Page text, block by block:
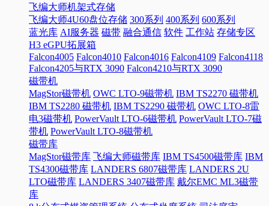
飞编大师机架式存储
飞编大师4U60盘位存储 300系列 400系列 600系列
蓝光库 AI服务器 磁带 融合通信 软件 工作站 存储专区
H3 eGPU拓展箱
Falcon4005 Falcon4010 Falcon4016 Falcon4109 Falcon4118
Falcon4205与RTX 3090 Falcon4210与RTX 3090
磁带机
MagStor磁带机 OWC LTO-9磁带机 IBM TS2270 磁带机
IBM TS2280 磁带机 IBM TS2290 磁带机 OWC LTO-8雷
电3磁带机 PowerVault LTO-6磁带机 PowerVault LTO-7磁
带机 PowerVault LTO-8磁带机
磁带库
MagStor磁带库 飞编大师磁带库 IBM TS4500磁带库 IBM
TS4300磁带库 LANDERS 6807磁带库 LANDERS 2U
LTO磁带库 LANDERS 3407磁带库 戴尔EMC ML3磁带
库